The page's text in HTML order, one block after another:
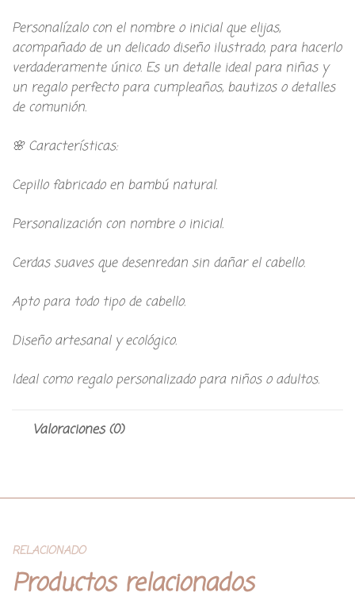
Personalízalo con el nombre o inicial que elijas,
acompañado de un delicado diseño ilustrado, para hacerlo
verdaderamente único. Es un detalle ideal para niñas y
un regalo perfecto para cumpleaños, bautizos o detalles
de comunión.
🌸 Características:
Cepillo fabricado en bambú natural.
Personalización con nombre o inicial.
Cerdas suaves que desenredan sin dañar el cabello.
Apto para todo tipo de cabello.
Diseño artesanal y ecológico.
Ideal como regalo personalizado para niños o adultos.
Valoraciones (0)
RELACIONADO
Productos relacionados